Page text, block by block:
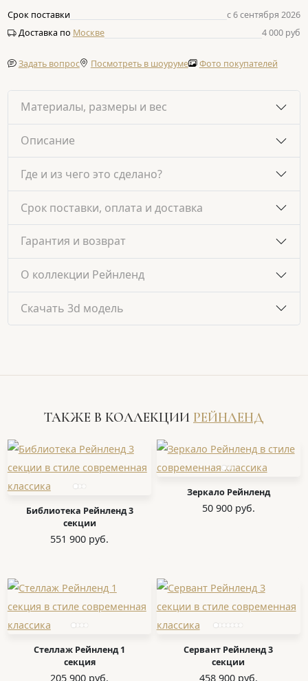
Срок поставки
с 6 сентября 2026
Доставка по Москве 4 000 руб
Задать вопрос Посмотреть в шоуруме Фото покупателей
Материалы, размеры и вес
Описание
Где и из чего это сделано?
Срок поставки, оплата и доставка
Гарантия и возврат
О коллекции Рейнленд
Скачать 3d модель
ТАКЖЕ В КОЛЛЕКЦИИ РЕЙНЛЕНД
Библиотека Рейнленд 3
секции
551 900 руб.
Зеркало Рейнленд
50 900 руб.
Стеллаж Рейнленд 1
секция
205 900 руб.
Сервант Рейнленд 3
секции
458 900 руб.